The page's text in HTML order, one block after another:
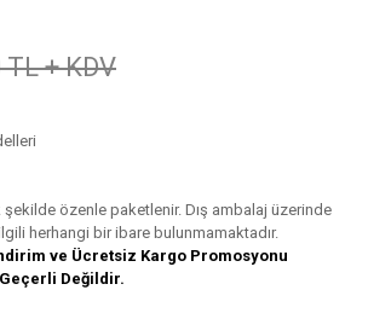
TL + KDV
özenle paketlenir. Dış ambalaj üzerinde
herhangi bir ibare bulunmamaktadır.
ve Ücretsiz Kargo Promosyonu
Değildir.